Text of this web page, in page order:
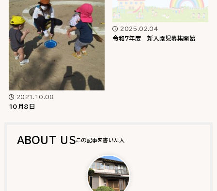
2021.10.08
10月8日
2025.02.04
令和7年度 新入園児募集開始
ABOUT US